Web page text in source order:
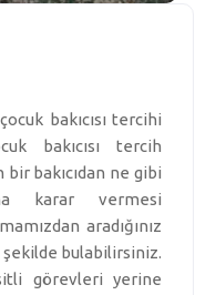
bakıcısı tercihi
bakıcısı tercih
bakıcıdan ne gibi
karar vermesi
aradığınız
şekilde bulabilirsiniz.
görevleri yerine